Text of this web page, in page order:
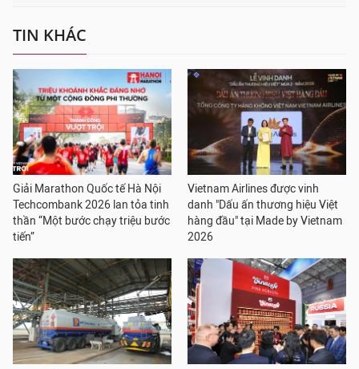
TIN KHÁC
Giải Marathon Quốc tế Hà Nội
Techcombank 2026 lan tỏa tinh
thần “Một bước chạy triệu bước
tiến”
Vietnam Airlines được vinh
danh "Dấu ấn thương hiệu Việt
hàng đầu" tại Made by Vietnam
2026